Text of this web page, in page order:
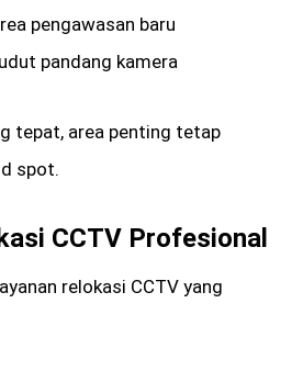
pengawasan baru
pandang kamera
tepat, area penting tetap
spot.
CCTV Profesional
relokasi CCTV yang